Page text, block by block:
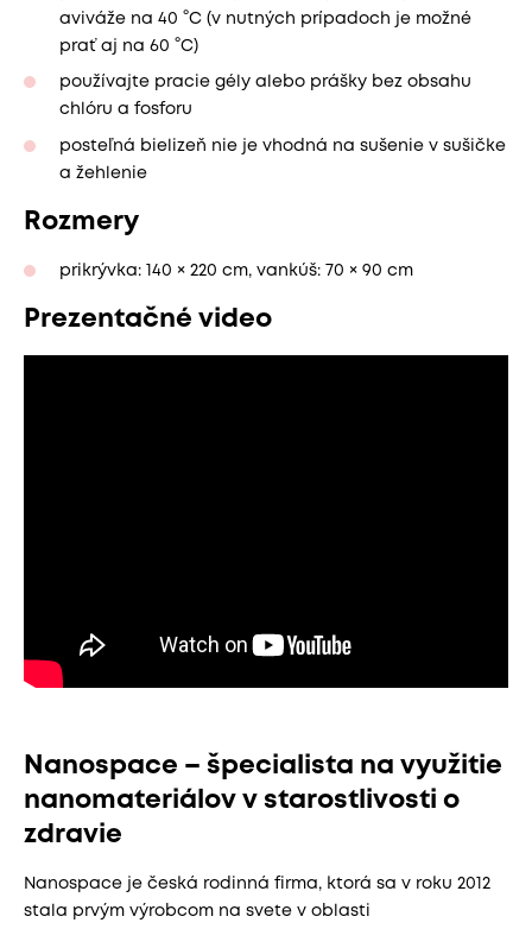
aviváže na 40 °C (v nutných prípadoch je možné
prať aj na 60 °C)
používajte pracie gély alebo prášky bez obsahu
chlóru a fosforu
posteľná bielizeň nie je vhodná na sušenie v sušičke
a žehlenie
Rozmery
prikrývka: 140 × 220 cm, vankúš: 70 × 90 cm
Prezentačné video
Nanospace – špecialista na využitie
nanomateriálov v starostlivosti o
zdravie
Nanospace je česká rodinná firma, ktorá sa v roku 2012
stala prvým výrobcom na svete v oblasti